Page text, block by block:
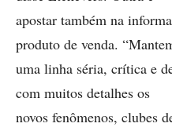
apostar também na
produto de venda.
uma linha séria, crítica e
com muitos detalhes os
novos fenômenos, clubes